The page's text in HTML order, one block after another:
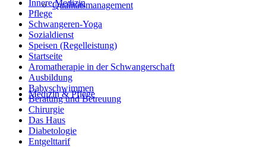
Qualitätsmanagement
Medizin & Pflege
Innere Medizin
Pflege
Schwangeren-Yoga
Sozialdienst
Speisen (Regelleistung)
Startseite
Aromatherapie in der Schwangerschaft
Ausbildung
Babyschwimmen
Beratung und Betreuung
Chirurgie
Das Haus
Diabetologie
Entgelttarif